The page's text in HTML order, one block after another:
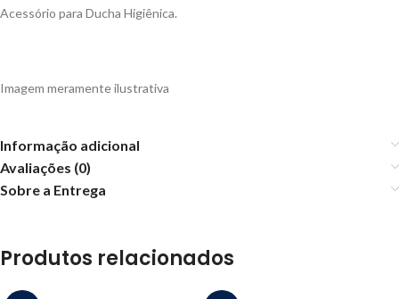
Acessório para Ducha Higiênica.
Imagem meramente ilustrativa
Informação adicional
Avaliações (0)
Sobre a Entrega
Produtos relacionados